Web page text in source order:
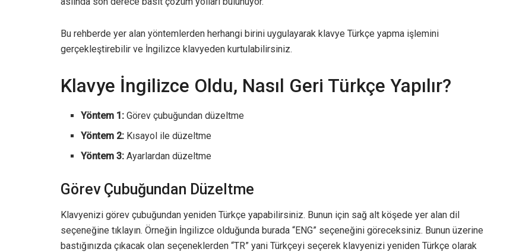
Bu rehberde yer alan yöntemlerden herhangi birini uygulayarak klavye Türkçe yapma işlemini
gerçekleştirebilir ve İngilizce klavyeden kurtulabilirsiniz.
Klavye İngilizce Oldu, Nasıl Geri Türkçe Yapılır?
Yöntem 1: Görev çubuğundan düzeltme
Yöntem 2: Kısayol ile düzeltme
Yöntem 3: Ayarlardan düzeltme
Görev Çubuğundan Düzeltme
Klavyenizi görev çubuğundan yeniden Türkçe yapabilirsiniz. Bunun için sağ alt köşede yer alan dil
seçeneğine tıklayın. Örneğin İngilizce olduğunda burada “ENG” seçeneğini göreceksiniz. Bunun üzerine
bastığınızda çıkacak olan seçeneklerden “TR” yani Türkçeyi seçerek klavyenizi yeniden Türkçe olarak